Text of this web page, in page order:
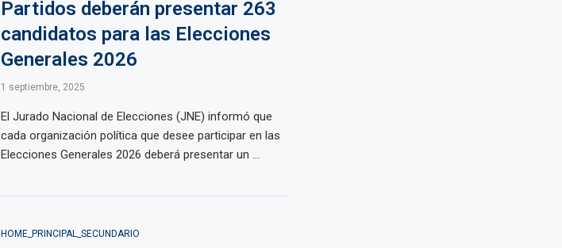
Partidos deberán presentar 263
candidatos para las Elecciones
Generales 2026
1 septiembre, 2025
El Jurado Nacional de Elecciones (JNE) informó que
cada organización política que desee participar en las
Elecciones Generales 2026 deberá presentar un ...
HOME_PRINCIPAL_SECUNDARIO